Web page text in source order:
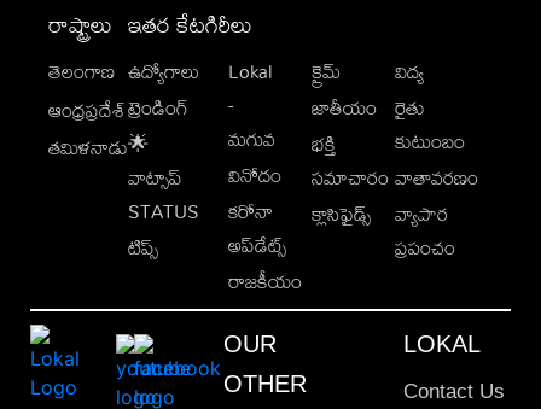
రాష్ట్రాలు
తెలంగాణ
ఆంధ్రప్రదేశ్
తమిళనాడు
ఇతర కేటగిరీలు
ఉద్యోగాలు
ట్రెండింగ్
🌟
వాట్సాప్
STATUS
టిప్స్
Lokal
-
మగువ
వినోదం
కరోనా
అప్‌డేట్స్
రాజకీయం
క్రైమ్
జాతీయం
భక్తి
సమాచారం
క్లాసిఫైడ్స్
విద్య
రైతు
కుటుంబం
వాతావరణం
వ్యాపార
ప్రపంచం
OUR
OTHER
LOKAL
Contact Us